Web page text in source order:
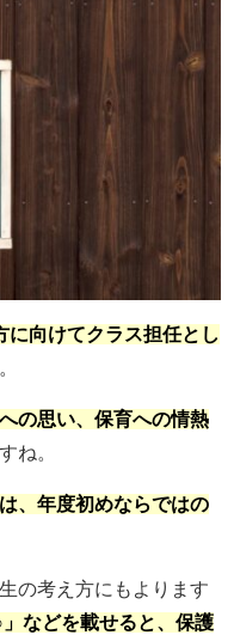
に向けてクラス担任とし
の思い、保育への情熱
ね。
、年度初めならではの
の考え方にもよります
」などを載せると、保護